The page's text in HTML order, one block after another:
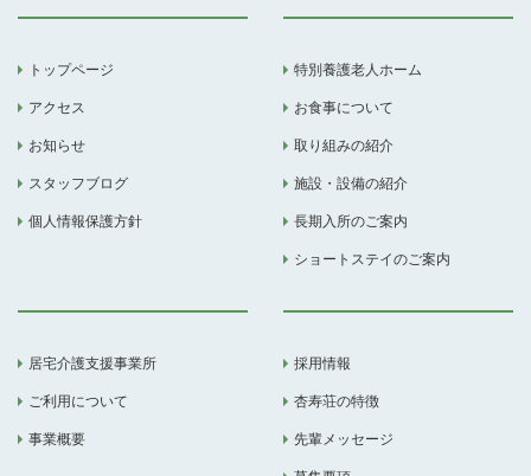
トップページ
アクセス
お知らせ
スタッフブログ
個人情報保護方針
特別養護老人ホーム
お食事について
取り組みの紹介
施設・設備の紹介
長期入所のご案内
ショートステイのご案内
居宅介護支援事業所
ご利用について
事業概要
採用情報
杏寿荘の特徴
先輩メッセージ